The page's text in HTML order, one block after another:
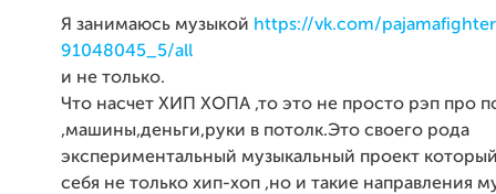
Я занимаюсь музыкой https://vk.com/
91048045_5/all
и не только.
Что насчет ХИП ХОПА ,то это не просто рэп про
,машины,деньги,руки в потолк.Это своего рода
экспериментальный музыкальный проект
себя не только хип-хоп ,но и такие направления